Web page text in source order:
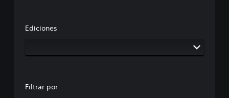
Ediciones
Filtrar por